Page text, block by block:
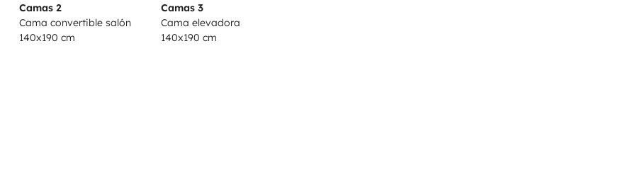
vos questions.
Camas 2
Cama convertible salón
140x190 cm
Camas 3
Cama elevadora
140x190 cm